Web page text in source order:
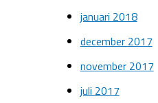
januari 2018
december 2017
november 2017
juli 2017